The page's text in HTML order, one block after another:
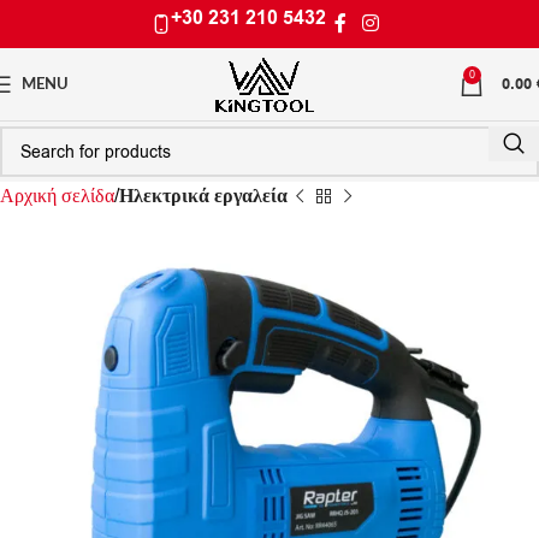
+30 231 210 5432
MENU
0 0.00
Αρχική σελίδαΗλεκτρικά εργαλεία